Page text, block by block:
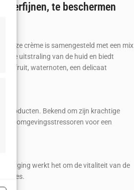
verfijnen, te beschermen
Deze crème is samengesteld met een mix
de uitstraling van de huid en biedt
waternoten, een delicaat
Bekend om zijn krachtige
omgevingsstressoren voor een
werkt het om de vitaliteit van de